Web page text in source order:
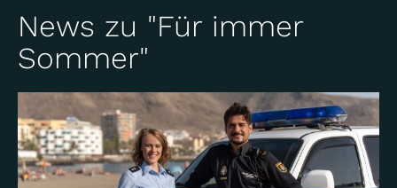
News zu "Für immer
Sommer"